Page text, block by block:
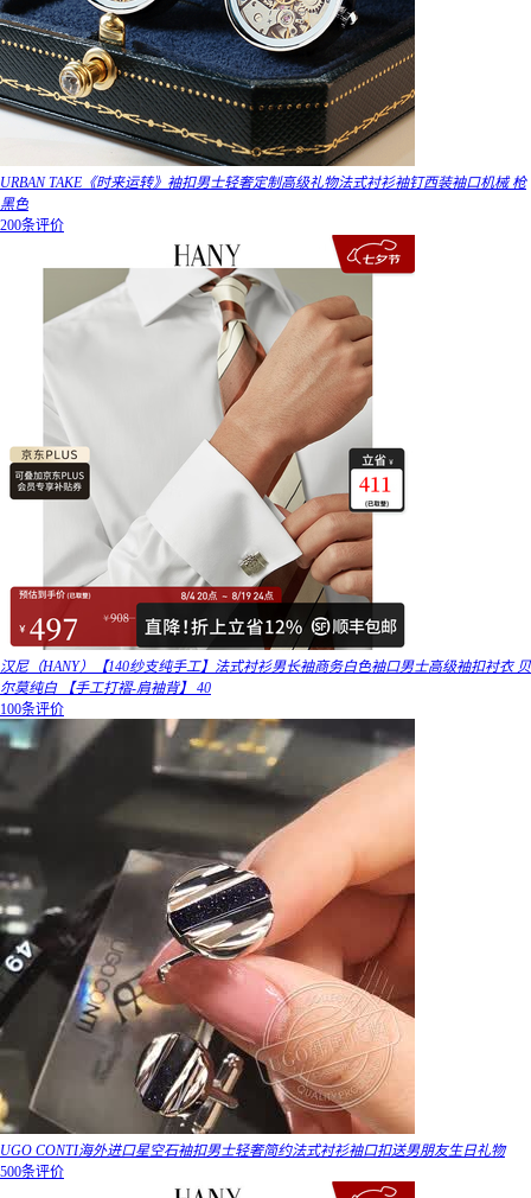
URBAN TAKE《时来运转》袖扣男士轻奢定制高级礼物法式衬衫袖钉西装袖口机械 枪
黑色
200条评价
汉尼（HANY）【140纱支纯手工】法式衬衫男长袖商务白色袖口男士高级袖扣衬衣 贝
尔莫纯白 【手工打褶-肩袖背】 40
100条评价
UGO CONTI海外进口星空石袖扣男士轻奢简约法式衬衫袖口扣送男朋友生日礼物
500条评价